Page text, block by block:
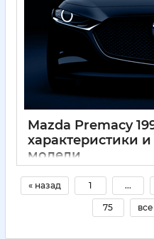
Mazda Premacy
характеристики
модели
01 12 2024 0
« назад 1 ...
75 все